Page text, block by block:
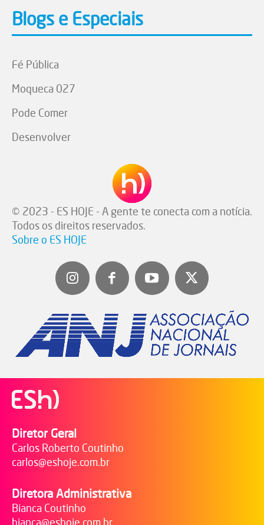
Blogs e Especiais
Fé Pública
Moqueca 027
Pode Comer
Desenvolver
© 2023 - ES HOJE - A gente te conecta com a notícia.
Todos os direitos reservados.
Sobre o ES HOJE
Diretor Geral
Carlos Roberto Coutinho
carlos@eshoje.com.br
Diretora Administrativa
Bianca Coutinho
bianca@eshoje.com.br